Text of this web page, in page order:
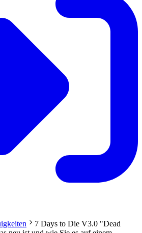
7 Days to Die V3.0 "Dead